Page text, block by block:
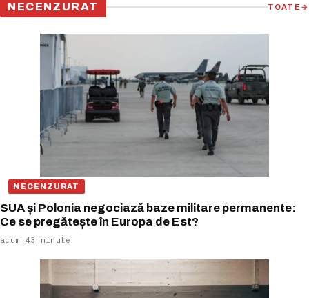
NECENZURAT TOATE →
NECENZURAT
SUA și Polonia negociază baze militare permanente:
Ce se pregătește în Europa de Est?
acum 43 minute